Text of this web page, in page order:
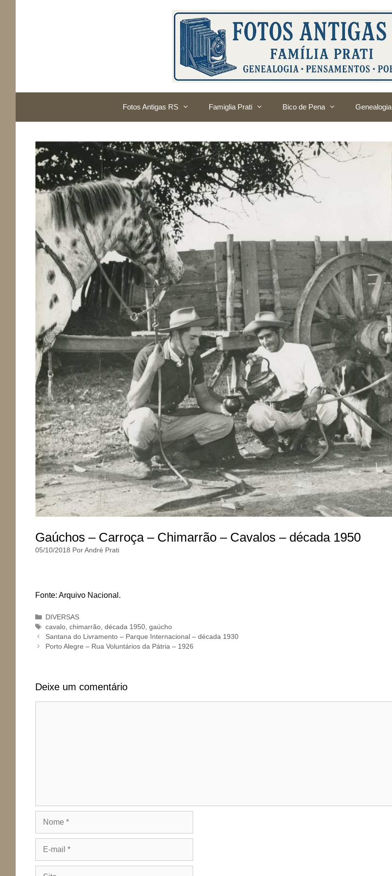
Fotos Antigas RS Famiglia Prati Bico de Pena Genealogia
Gaúchos – Carroça – Chimarrão – Cavalos – década 1950
05/10/2018 Por André Prati
Fonte: Arquivo Nacional.
Categorias
DIVERSAS
Tags
cavalo,chimarrão,década 1950,gaúcho
Santana do Livramento – Parque Internacional – década 1930
Porto Alegre – Rua Voluntários da Pátria – 1926
Deixe um comentário
mail